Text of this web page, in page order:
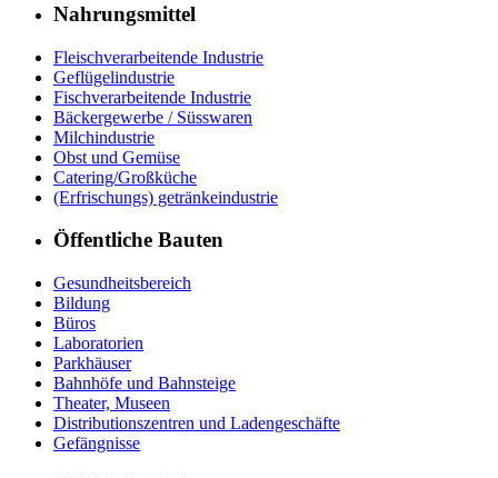
Nahrungsmittel
Fleischverarbeitende Industrie
Geflügelindustrie
Fischverarbeitende Industrie
Bäckergewerbe / Süsswaren
Milchindustrie
Obst und Gemüse
Catering/Großküche
(Erfrischungs) getränkeindustrie
Öffentliche Bauten
Gesundheitsbereich
Bildung
Büros
Laboratorien
Parkhäuser
Bahnhöfe und Bahnsteige
Theater, Museen
Distributionszentren und Ladengeschäfte
Gefängnisse